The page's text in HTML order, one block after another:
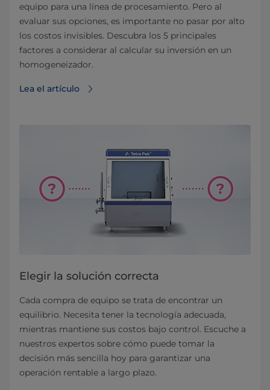
equipo para una línea de procesamiento. Pero al
evaluar sus opciones, es importante no pasar por alto
los costos invisibles. Descubra los 5 principales
factores a considerar al calcular su inversión en un
homogeneizador.
Lea el artículo
Elegir la solución correcta
Cada compra de equipo se trata de encontrar un
equilibrio. Necesita tener la tecnología adecuada,
mientras mantiene sus costos bajo control. Escuche a
nuestros expertos sobre cómo puede tomar la
decisión más sencilla hoy para garantizar una
operación rentable a largo plazo.